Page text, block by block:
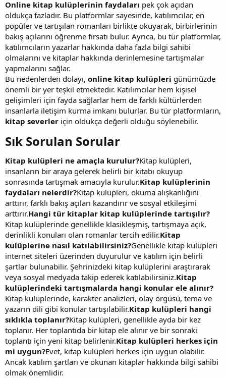
Online kitap kulüplerinin faydaları pek çok açıdan
oldukça fazladır. Bu platformlar sayesinde, katılımcılar, en
popüler ve tartışılan romanları birlikte okuyarak, birbirlerinin
bakış açılarını öğrenme fırsatı bulur. Ayrıca, bu tür platformlar,
katılımcıların yazarlar hakkında daha fazla bilgi sahibi
olmalarını ve kitaplar hakkında derinlemesine tartışmalar
yapmalarını sağlar.
Bu nedenlerden dolayı, online kitap kulüpleri günümüzde
önemli bir yer teşkil etmektedir. Katılımcılar hem kişisel
gelişimleri için fayda sağlarlar hem de farklı kültürlerden
insanlarla iletişim kurma imkanı bulurlar. Bu tür platformların,
kitap severler için oldukça değerli olduğu söylenebilir.
Sık Sorulan Sorular​
Kitap kulüpleri ne amaçla kurulur?Kitap kulüpleri,
insanların bir araya gelerek belirli bir kitabı okuyup
sonrasında tartışmak amacıyla kurulur.Kitap kulüplerinin
faydaları nelerdir?Kitap kulüpleri, okuma alışkanlığını
arttırır, farklı bakış açıları kazandırır ve sosyal etkileşimi
arttırır.Hangi tür kitaplar kitap kulüplerinde tartışılır?
Kitap kulüplerinde genellikle klasikleşmiş, tartışmaya açık,
derinlikli konuları olan romanlar tercih edilir.Kitap
kulüplerine nasıl katılabilirsiniz?Genellikle kitap kulüpleri
internet siteleri üzerinden duyurulur ve katılım için belirli
şartlar bulunabilir. Şehrinizdeki kitap kulüplerini araştırarak
veya sosyal medyada takip ederek katılabilirsiniz.Kitap
kulüplerindeki tartışmalarda hangi konular ele alınır?
Kitap kulüplerinde, karakter analizleri, olay örgüsü, tema ve
yazarın dili gibi konular tartışılabilir.Kitap kulüpleri hangi
sıklıkla toplanır?Kitap kulüpleri, genellikle ayda bir kez
toplanır. Her toplantıda bir kitap ele alınır ve bir sonraki
toplantı için yeni kitap belirlenir.Kitap kulüpleri herkes için
mi uygun?Evet, kitap kulüpleri herkes için uygun olabilir.
Ancak katılım şartları ve okunan kitaplar hakkında bilgi sahibi
olmak önemlidir.